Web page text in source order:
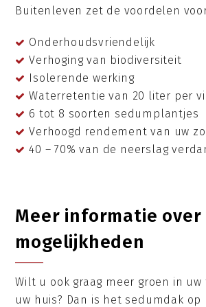
Buitenleven zet de voordelen
Onderhoudsvriendelijk
Verhoging van biodiversiteit
Isolerende werking
Waterretentie van 20 liter per
6 tot 8 soorten sedumplantjes
Verhoogd rendement van uw
40 – 70% van de neerslag
Meer informatie over
mogelijkheden
Wilt u ook graag meer groen in
uw huis? Dan is het sedumdak op